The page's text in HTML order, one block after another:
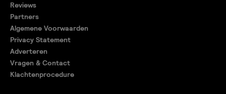
Reviews
Partners
Algemene Voorwaarden
Privacy Statement
Adverteren
Vragen & Contact
Klachtenprocedure